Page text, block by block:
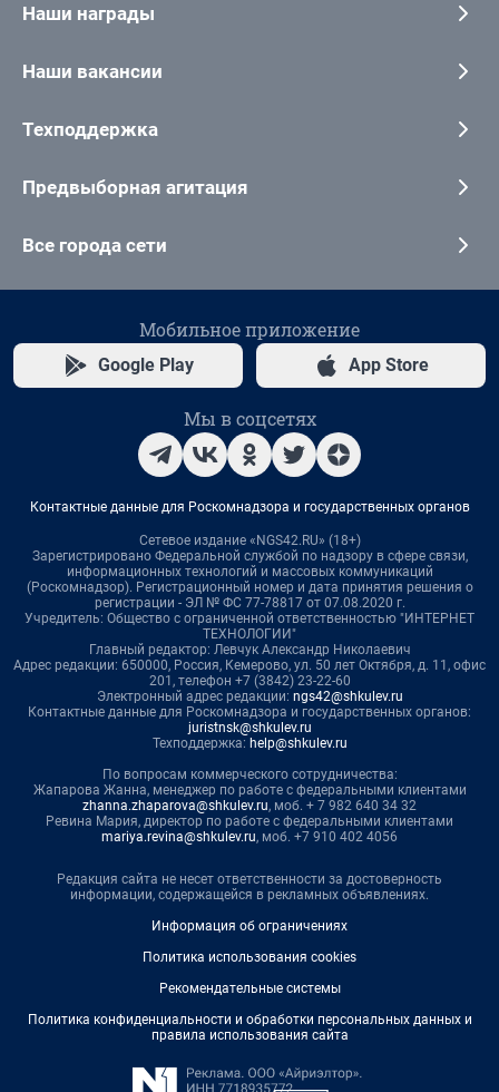
Наши награды
Наши вакансии
Техподдержка
Предвыборная агитация
Все города сети
Мобильное приложение
Google Play App Store
Мы в соцсетях
Контактные данные для Роскомнадзора и государственных органов
Сетевое издание «NGS42.RU» (18+)
Зарегистрировано Федеральной службой по надзору в сфере связи,
информационных технологий и массовых коммуникаций
(Роскомнадзор). Регистрационный номер и дата принятия решения о
регистрации - ЭЛ № ФС 77-78817 от 07.08.2020 г.
Учредитель: Общество с ограниченной ответственностью "ИНТЕРНЕТ
ТЕХНОЛОГИИ"
Главный редактор: Левчук Александр Николаевич
Адрес редакции: 650000, Россия, Кемерово, ул. 50 лет Октября, д. 11, офис
201, телефон +7 (3842) 23-22-60
Электронный адрес редакции: ngs42@shkulev.ru
Контактные данные для Роскомнадзора и государственных органов:
juristnsk@shkulev.ru
Техподдержка: help@shkulev.ru
По вопросам коммерческого сотрудничества:
Жапарова Жанна, менеджер по работе с федеральными клиентами
zhanna.zhaparova@shkulev.ru, моб. + 7 982 640 34 32
Ревина Мария, директор по работе с федеральными клиентами
mariya.revina@shkulev.ru, моб. +7 910 402 4056
Редакция сайта не несет ответственности за достоверность
информации, содержащейся в рекламных объявлениях.
Информация об ограничениях
Политика использования cookies
Рекомендательные системы
Политика конфиденциальности и обработки персональных данных и
правила использования сайта